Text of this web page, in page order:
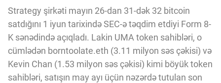
Vizyoner Baxışı
Innovasiya Bələdçisi
Strategy şirkəti mayın 26-dan 31-dək 32 bitcoin
satdığını 1 iyun tarixində SEC-ə təqdim etdiyi Form 8-
K sənədində açıqladı. Lakin UMA token sahibləri, o
cümlədən borntoolate.eth (3.11 milyon səs çəkisi) və
Kevin Chan (1.53 milyon səs çəkisi) kimi böyük token
sahibləri, satışın may ayı üçün nəzərdə tutulan son